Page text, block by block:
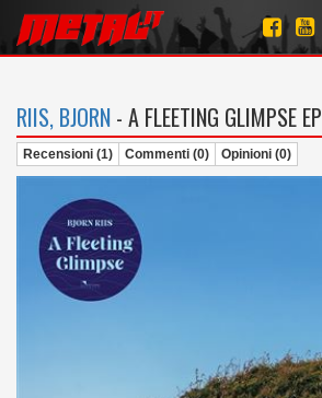
RIIS, BJORN - A FLEETING GLIMPSE EP
Recensioni (1) Commenti (0) Opinioni (0)